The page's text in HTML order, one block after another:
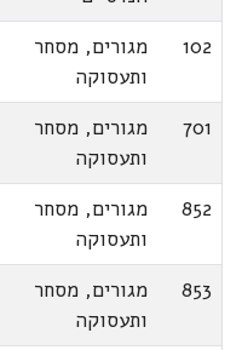
102
מגורים, מסחר
ותעסוקה
701
מגורים, מסחר
ותעסוקה
852
מגורים, מסחר
ותעסוקה
853
מגורים, מסחר
ותעסוקה